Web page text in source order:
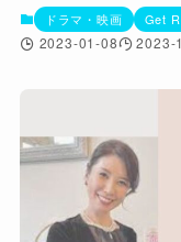
ドラマ・映画 Get
2023-01-08 2023-